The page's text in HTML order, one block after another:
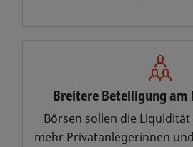
einen effizienten
zwischen Back-,
Office, unterstützt
vertrauenswürdige,
Daten.
Breitere Beteiligung
Börsen sollen die
mehr Privatanlegerinnen